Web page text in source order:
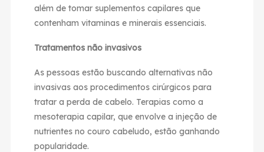
além de tomar suplementos capilares que
contenham vitaminas e minerais essenciais.
Tratamentos não invasivos
As pessoas estão buscando alternativas não
invasivas aos procedimentos cirúrgicos para
tratar a perda de cabelo. Terapias como a
mesoterapia capilar, que envolve a injeção de
nutrientes no couro cabeludo, estão ganhando
popularidade.